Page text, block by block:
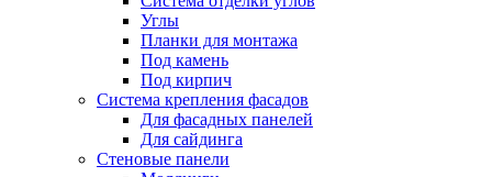
Углы
Планки для монтажа
Под камень
Под кирпич
Система крепления фасадов
Для фасадных панелей
Для сайдинга
Стеновые панели